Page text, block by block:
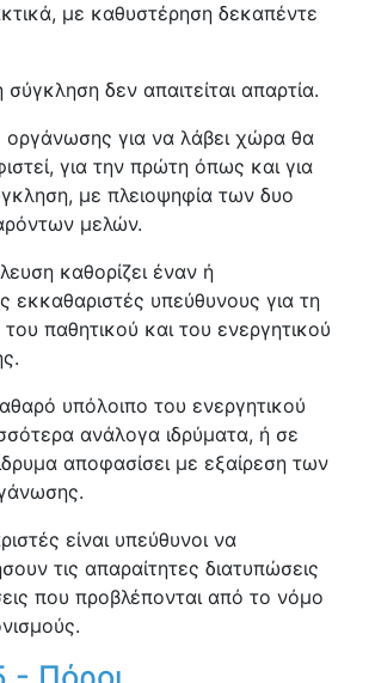
με καθυστέρηση δεκαπέντε
σύγκληση δεν απαιτείται απαρτία.
οργάνωσης για να λάβει χώρα θα
για την πρώτη όπως και για
με πλειοψηφία των δυο
μελών.
καθορίζει έναν ή
εκκαθαριστές υπεύθυνους για τη
παθητικού και του ενεργητικού
υπόλοιπο του ενεργητικού
ανάλογα ιδρύματα, ή σε
αποφασίσει με εξαίρεση των
είναι υπεύθυνοι να
τις απαραίτητες διατυπώσεις
που προβλέπονται από το νόμο